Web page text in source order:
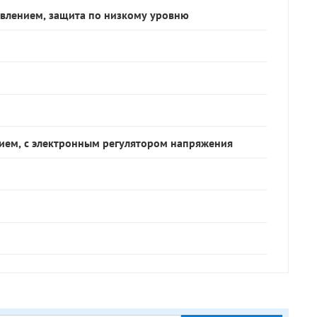
защита по низкому уровню
с электронным регулятором напряжения